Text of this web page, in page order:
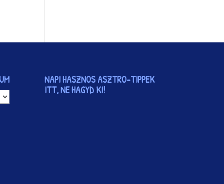
NAPI HASZNOS ASZTRO-TIPPEK
ITT, NE HAGYD KI!